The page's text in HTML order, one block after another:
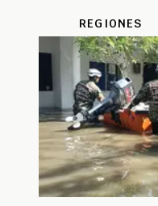
REGIONES